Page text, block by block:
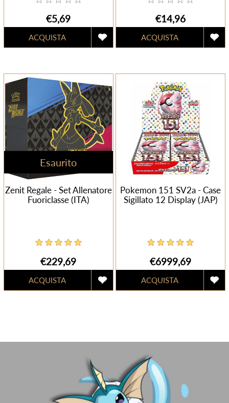
€5,69 €14,96
Esaurito
Zenit Regale - Set Allenatore
Fuoriclasse (ITA)
€229,69
Pokemon 151 SV2a - Case
Sigillato 12 Display (JAP)
€6999,69